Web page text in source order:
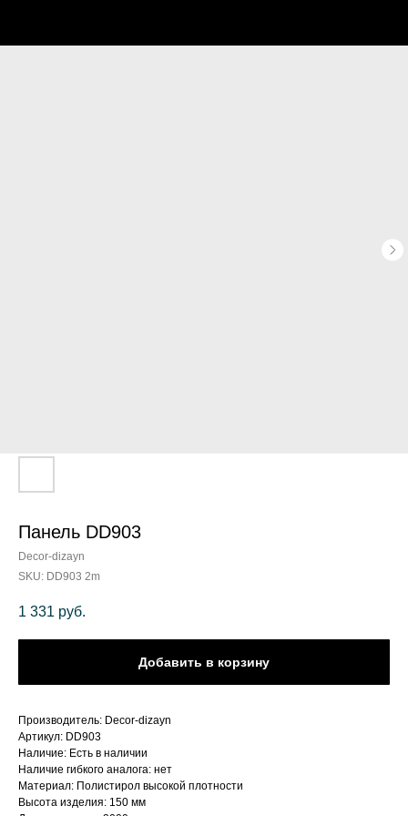
Панель DD903
Decor-dizayn
SKU: DD903 2m
1 331 руб.
Добавить в корзину
Производитель: Decor-dizayn
Артикул: DD903
Наличие: Есть в наличии
Наличие гибкого аналога: нет
Материал: Полистирол высокой плотности
Высота изделия: 150 мм